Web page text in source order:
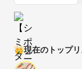
👑現在のトップ